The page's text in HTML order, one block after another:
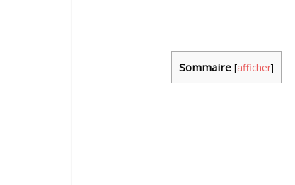
Sommaire [afficher]